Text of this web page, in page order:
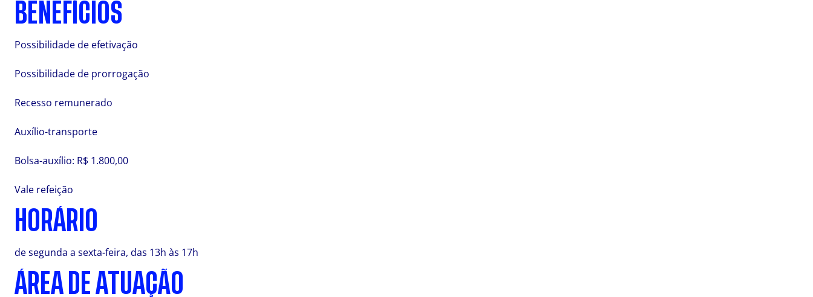
BENEFÍCIOS
Possibilidade de efetivação
Possibilidade de prorrogação
Recesso remunerado
Auxílio-transporte
Bolsa-auxílio: R$ 1.800,00
Vale refeição
HORÁRIO
de segunda a sexta-feira, das 13h às 17h
ÁREA DE ATUAÇÃO